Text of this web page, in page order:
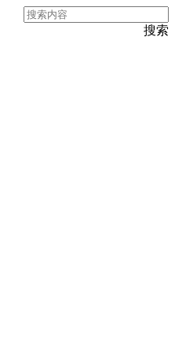
搜索